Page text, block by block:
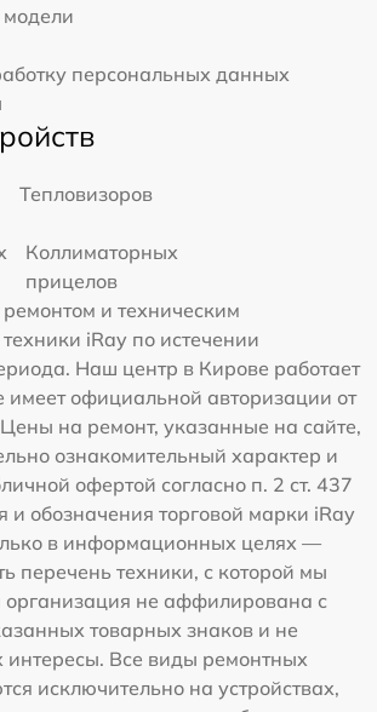
персональных данных
Тепловизоров
Коллиматорных
прицелов
и техническим
iRay по истечении
Наш центр в Кирове работает
имеет официальной авторизации от
на ремонт, указанные на сайте,
ознакомительный характер и
офертой согласно п. 2 ст. 437
обозначения торговой марки iRay
в информационных целях —
перечень техники, с которой мы
не аффилирована с
товарных знаков и не
интересы. Все виды ремонтных
исключительно на устройствах,